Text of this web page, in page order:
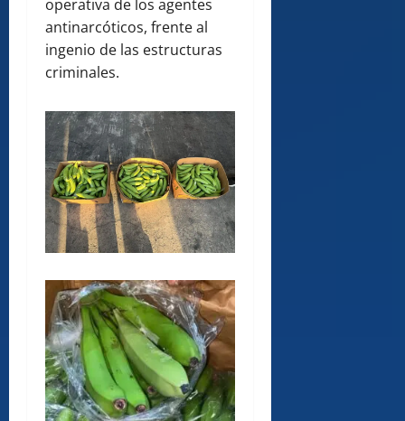
operativa de los agentes
antinarcóticos, frente al
ingenio de las estructuras
criminales.